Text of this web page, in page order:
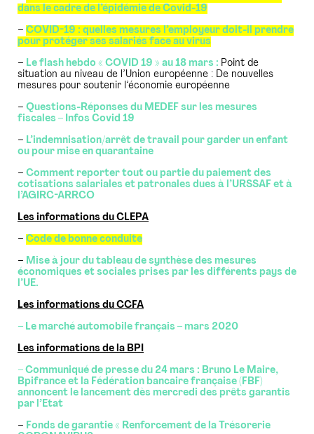
dans le cadre de l’épidémie de Covid-19
– COVID-19 : quelles mesures l’employeur doit-il prendre
pour protéger ses salariés face au virus
– Le flash hebdo « COVID 19 » au 18 mars : Point de
situation au niveau de l’Union européenne : De nouvelles
mesures pour soutenir l’économie européenne
– Questions-Réponses du MEDEF sur les mesures
fiscales – Infos Covid 19
– L’indemnisation/arrêt de travail pour garder un enfant
ou pour mise en quarantaine
– Comment reporter tout ou partie du paiement des
cotisations salariales et patronales dues à l’URSSAF et à
l’AGIRC-ARRCO
Les informations du CLEPA
– Code de bonne conduite
– Mise à jour du tableau de synthèse des mesures
économiques et sociales prises par les différents pays de
l’UE.
Les informations du CCFA
– Le marché automobile français – mars 2020
Les informations de la BPI
– Communiqué de presse du 24 mars : Bruno Le Maire,
Bpifrance et la Fédération bancaire française (FBF)
annoncent le lancement dès mercredi des prêts garantis
par l’Etat
– Fonds de garantie « Renforcement de la Trésorerie